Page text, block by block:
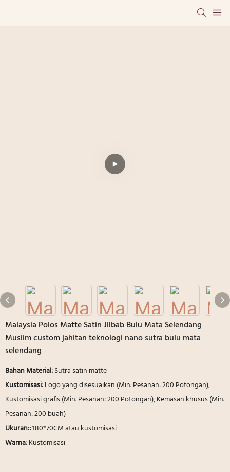
Malaysia Polos Matte Satin Jilbab Bulu Mata Selendang
Muslim custom jahitan teknologi nano sutra bulu mata
selendang
Bahan Material:Sutra satin matte
Kustomisasi:Logo yang disesuaikan (Min. Pesanan: 200 Potongan),
Kustomisasi grafis (Min. Pesanan: 200 Potongan), Kemasan khusus (Min.
Pesanan: 200 buah)
Ukuran::180*70CM atau kustomisasi
Warna:Kustomisasi